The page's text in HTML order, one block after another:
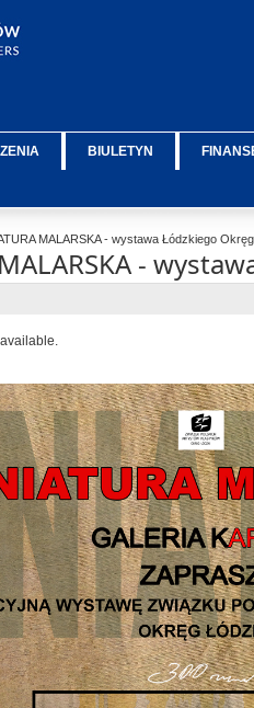
BIULETYN
MALARSKA - wystawa Łódzkiego
-